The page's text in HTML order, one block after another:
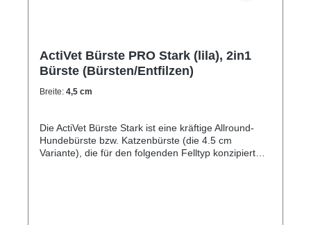
ActiVet Bürste PRO Stark (lila), 2in1
Bürste (Bürsten/Entfilzen)
Breite: 4,5 cm
Die ActiVet Bürste Stark ist eine kräftige Allround-
Hundebürste bzw. Katzenbürste (die 4.5 cm
Variante), die für den folgenden Felltyp konzipiert